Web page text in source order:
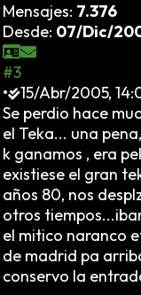
Mensajes: 7.376
Desde: 07/Dic/
#3
•
15/Abr/2005,
Se perdio hace
el Teka... una
k ganamos , era
existiese el gran
años 80, nos
otros
el mitico naranco
de madrid pa
conservo la